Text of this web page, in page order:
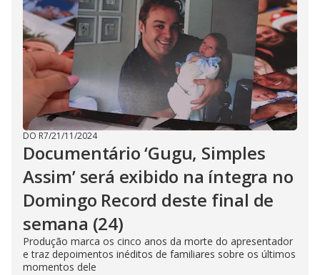
DO R7/21/11/2024
Documentário ‘Gugu, Simples
Assim’ será exibido na íntegra no
Domingo Record deste final de
semana (24)
Produção marca os cinco anos da morte do apresentador
e traz depoimentos inéditos de familiares sobre os últimos
momentos dele